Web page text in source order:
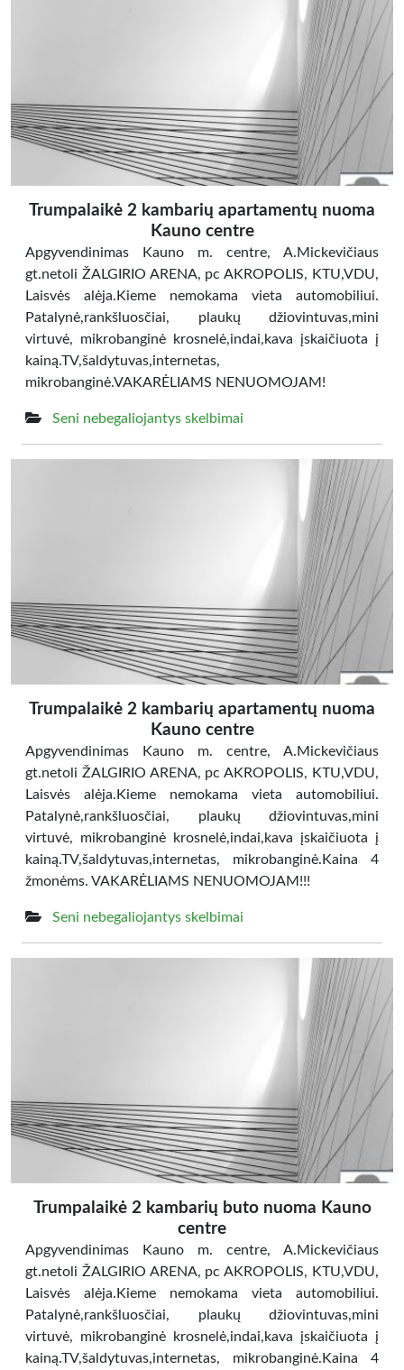
Trumpalaikė 2 kambarių apartamentų nuoma
Kauno centre
Apgyvendinimas Kauno m. centre, A.Mickevičiaus
gt.netoli ŽALGIRIO ARENA, pc AKROPOLIS, KTU,VDU,
Laisvės alėja.Kieme nemokama vieta automobiliui.
Patalynė,rankšluosčiai, plaukų džiovintuvas,mini
virtuvė, mikrobanginė krosnelė,indai,kava įskaičiuota į
kainą.TV,šaldytuvas,internetas,
mikrobanginė.VAKARĖLIAMS NENUOMOJAM!
Seni nebegaliojantys skelbimai
Trumpalaikė 2 kambarių apartamentų nuoma
Kauno centre
Apgyvendinimas Kauno m. centre, A.Mickevičiaus
gt.netoli ŽALGIRIO ARENA, pc AKROPOLIS, KTU,VDU,
Laisvės alėja.Kieme nemokama vieta automobiliui.
Patalynė,rankšluosčiai, plaukų džiovintuvas,mini
virtuvė, mikrobanginė krosnelė,indai,kava įskaičiuota į
kainą.TV,šaldytuvas,internetas, mikrobanginė.Kaina 4
žmonėms. VAKARĖLIAMS NENUOMOJAM!!!
Seni nebegaliojantys skelbimai
Trumpalaikė 2 kambarių buto nuoma Kauno
centre
Apgyvendinimas Kauno m. centre, A.Mickevičiaus
gt.netoli ŽALGIRIO ARENA, pc AKROPOLIS, KTU,VDU,
Laisvės alėja.Kieme nemokama vieta automobiliui.
Patalynė,rankšluosčiai, plaukų džiovintuvas,mini
virtuvė, mikrobanginė krosnelė,indai,kava įskaičiuota į
kainą.TV,šaldytuvas,internetas, mikrobanginė.Kaina 4